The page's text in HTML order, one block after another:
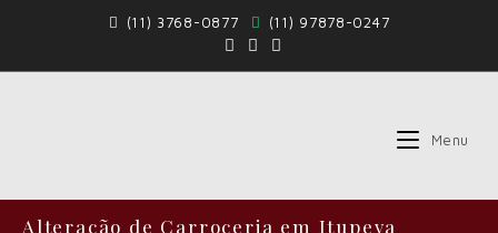
(11) 3768-0877 (11) 97878-0247
Menu
Alteração de Carroceria em Itupeva